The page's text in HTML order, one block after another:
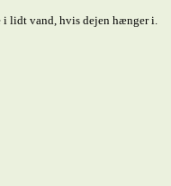
i lidt vand, hvis dejen hænger i.